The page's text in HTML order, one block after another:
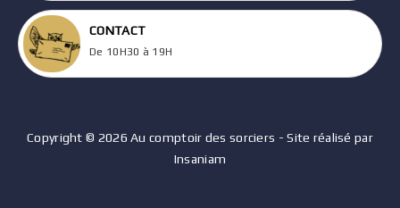
CONTACT
De 10H30 à 19H
Copyright © 2026 Au comptoir des sorciers - Site réalisé par
Insaniam